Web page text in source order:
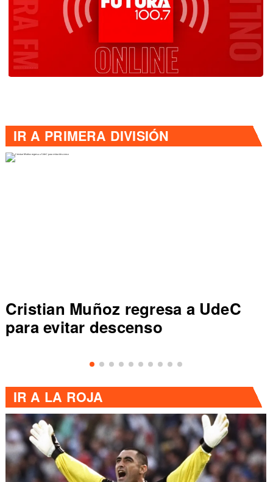
IR A PRIMERA DIVISIÓN
Cristian Muñoz regresa a UdeC
para evitar descenso
IR A LA ROJA